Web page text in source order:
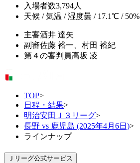
入場者数3,794人
天候 / 気温 / 湿度曇 / 17.1℃ / 50%
主審酒井 達矢
副審佐藤 裕一、村田 裕紀
第４の審判員高坂 凌
TOP>
日程・結果>
明治安田Ｊ３リーグ>
長野 vs 鹿児島 (2025年4月6日)>
ラインナップ
Ｊリーグ公式サービス